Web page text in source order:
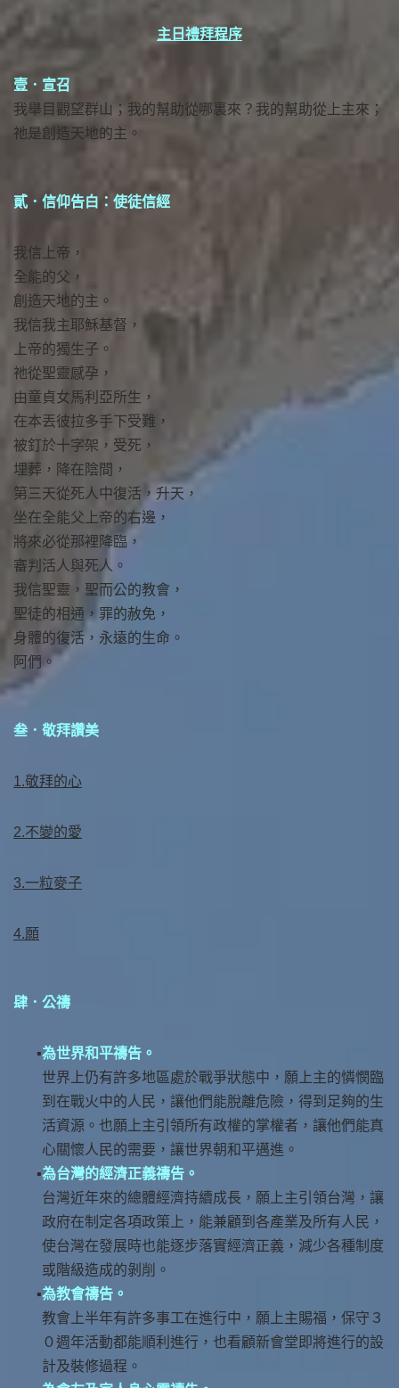
主日禮拜程序
壹．宣召
我舉目觀望群山；我的幫助從哪裏來？我的幫助從上主來；
祂是創造天地的主。
貳．信仰告白：使徒信經
我信上帝，
全能的父，
創造天地的主。
我信我主耶穌基督，
上帝的獨生子。
祂從聖靈感孕，
由童貞女馬利亞所生，
在本丟彼拉多手下受難，
被釘於十字架，受死，
埋葬，降在陰間，
第三天從死人中復活，升天，
坐在全能父上帝的右邊，
將來必從那裡降臨，
審判活人與死人。
我信聖靈，聖而公的教會，
聖徒的相通，罪的赦免，
身體的復活，永遠的生命。
阿們。
叁．敬拜讚美
1.敬拜的心
2.不變的愛
3.一粒麥子
4.願
肆．公禱
為世界和平禱告。
世界上仍有許多地區處於戰爭狀態中，願上主的憐憫臨
到在戰火中的人民，讓他們能脫離危險，得到足夠的生
活資源。也願上主引領所有政權的掌權者，讓他們能真
心關懷人民的需要，讓世界朝和平邁進。
為台灣的經濟正義禱告。
台灣近年來的總體經濟持續成長，願上主引領台灣，讓
政府在制定各項政策上，能兼顧到各產業及所有人民，
使台灣在發展時也能逐步落實經濟正義，減少各種制度
或階級造成的剝削。
為教會禱告。
教會上半年有許多事工在進行中，願上主賜福，保守３
０週年活動都能順利進行，也看顧新會堂即將進行的設
計及裝修過程。